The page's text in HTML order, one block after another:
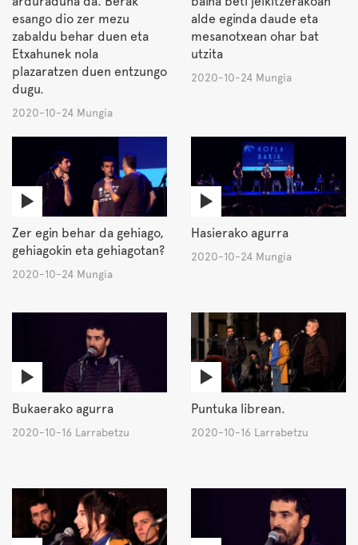
esango dio zer mezu
zabaldu behar duen eta
Etxahunek nola
plazaratzen duen entzungo
dugu.
2020-10-24 Mungia
alde eginda daude eta
mesanotxean ohar bat
utzita
2020-10-24 Mungia
Zer egin behar da gehiago,
gehiagokin eta gehiagotan?
2020-10-24 Mungia
Hasierako agurra
2020-10-24 Mungia
Bukaerako agurra
2020-10-16 Larrabetzu
Puntuka librean.
2020-10-16 Larrabetzu